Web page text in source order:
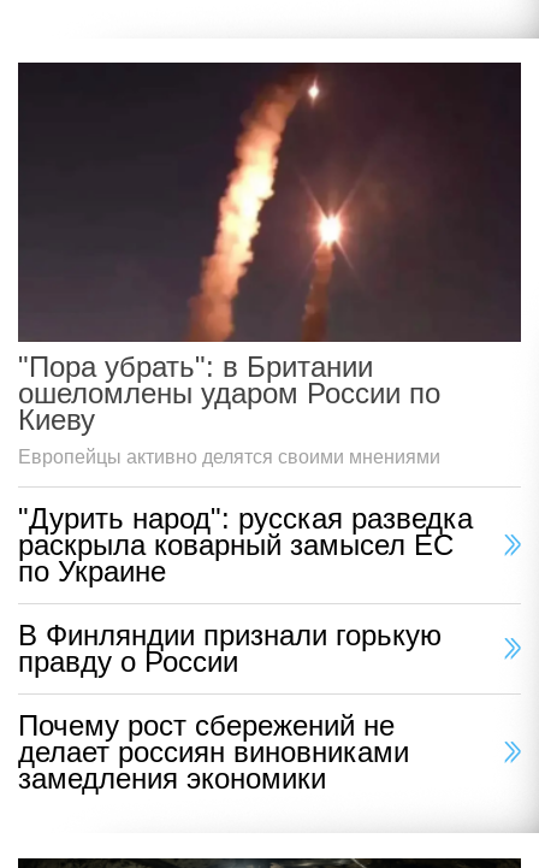
"Пора убрать": в Британии
ошеломлены ударом России по
Киеву
Европейцы активно делятся своими мнениями
"Дурить народ": русская разведка
раскрыла коварный замысел ЕС
по Украине
В Финляндии признали горькую
правду о России
Почему рост сбережений не
делает россиян виновниками
замедления экономики